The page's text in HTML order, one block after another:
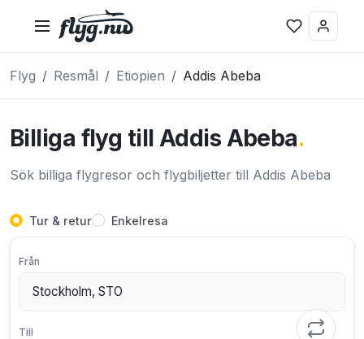
Flyg Resmål Etiopien Addis Abeba
Billiga flyg till Addis Abeba.
Sök billiga flygresor och flygbiljetter till Addis Abeba
Tur & retur Enkelresa
Från
Till